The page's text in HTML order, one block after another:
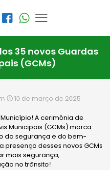
35 novos Guardas
(GCMs)
10 de março de 2025
A cerimônia de
Municipais (GCMs) marca
da segurança e do bem-
desses novos GCMs
mais segurança,
no trânsito!